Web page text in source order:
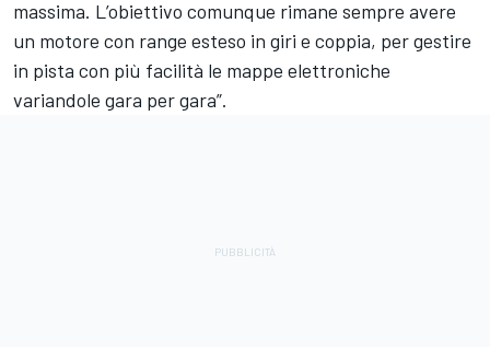
massima. L’obiettivo comunque rimane sempre avere
un motore con range esteso in giri e coppia, per gestire
in pista con più facilità le mappe elettroniche
variandole gara per gara”.